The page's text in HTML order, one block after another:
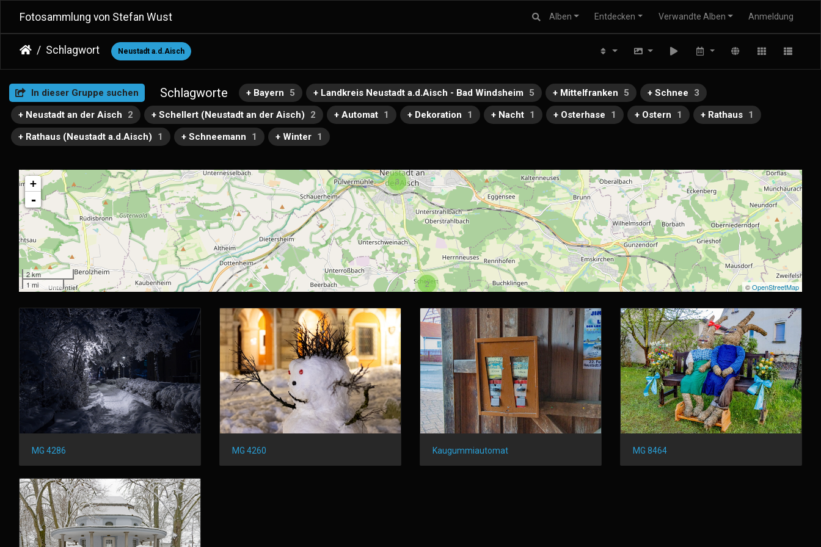
Fotosammlung von Stefan Wust Alben Entdecken Verwandte Alben Anmeldung
Schlagwort Neustadt a.d.Aisch
In dieser Gruppe suchen Schlagworte + Bayern 5 + Landkreis Neustadt a.d.Aisch - Bad Windsheim 5 + Mittelfranken 5 + Schnee
3
+ Neustadt an der Aisch
2 + Schellert (Neustadt an der Aisch) 2 + Automat 1 + Dekoration 1 + Nacht 1 + Osterhase 1 + Ostern 1 + Rathaus 1
+ Rathaus (Neustadt a.d.Aisch)
1 + Schneemann 1 + Winter 1
3
2
+
-
2 km
1 mi
©OpenStreetMap
MG 4286 MG 4260 Kaugummiautomat MG 8464